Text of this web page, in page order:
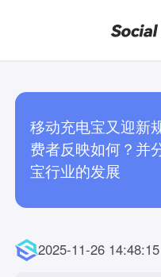
移动充电宝又迎新
费者反映如何？并
宝行业的发展
2025-11-26 14:48:15